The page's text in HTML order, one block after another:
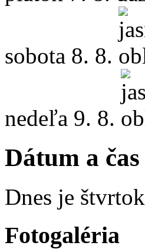
sobota 8. 8.
nedeľa 9. 8.
Dátum a čas
Dnes je štvrtok
Fotogaléria